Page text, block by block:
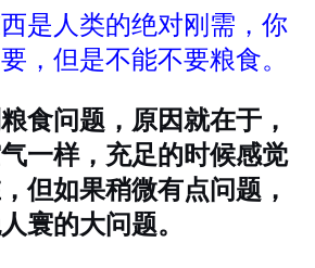
是人类的绝对刚需，你
，但是不能不要粮食。
食问题，原因就在于，
一样，充足的时候感觉
但如果稍微有点问题，
寰的大问题。